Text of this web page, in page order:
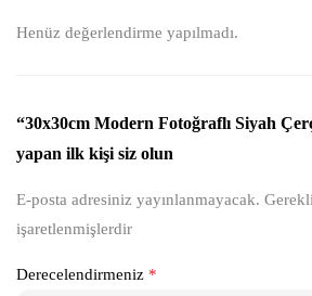
Henüz değerlendirme yapılmadı.
“30x30cm Modern Fotoğraflı Siyah
yapan ilk kişi siz olun
E-posta adresiniz yayınlanmayacak.
işaretlenmişlerdir
Derecelendirmeniz *